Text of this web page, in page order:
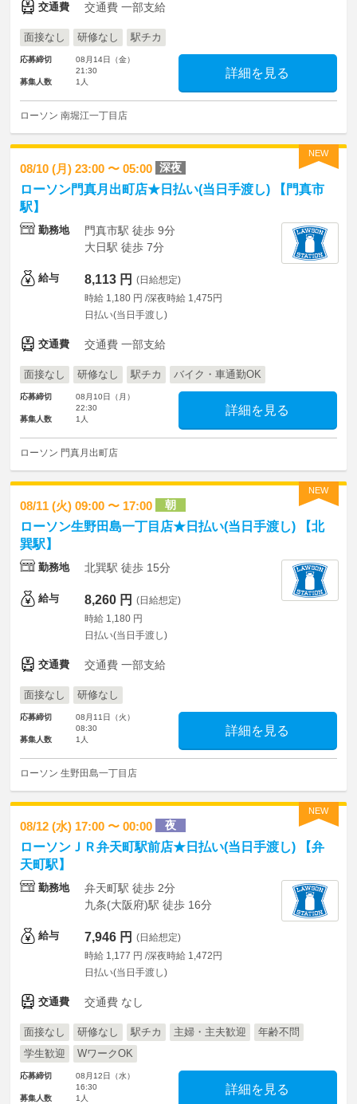
交通費 交通費 一部支給
面接なし 研修なし 駅チカ
応募締切
08月14日（金）
21:30
募集人数
1人
詳細を見る
ローソン 南堀江一丁目店
NEW
08/10 (月) 23:00 〜 05:00 深夜
ローソン門真月出町店★日払い(当日手渡し) 【門真市
駅】
勤務地
門真市駅 徒歩 9分
大日駅 徒歩 7分
給与 8,113 円 (日給想定)
時給 1,180 円 /深夜時給 1,475円
日払い(当日手渡し)
交通費 交通費 一部支給
面接なし 研修なし 駅チカ バイク・車通勤OK
応募締切
08月10日（月）
22:30
募集人数
1人
詳細を見る
ローソン 門真月出町店
NEW
08/11 (火) 09:00 〜 17:00 朝
ローソン生野田島一丁目店★日払い(当日手渡し) 【北
巽駅】
勤務地 北巽駅 徒歩 15分
給与 8,260 円 (日給想定)
時給 1,180 円
日払い(当日手渡し)
交通費 交通費 一部支給
面接なし 研修なし
応募締切
08月11日（火）
08:30
募集人数
1人
詳細を見る
ローソン 生野田島一丁目店
NEW
08/12 (水) 17:00 〜 00:00 夜
ローソンＪＲ弁天町駅前店★日払い(当日手渡し) 【弁
天町駅】
勤務地
弁天町駅 徒歩 2分
九条(大阪府)駅 徒歩 16分
給与 7,946 円 (日給想定)
時給 1,177 円 /深夜時給 1,472円
日払い(当日手渡し)
交通費 交通費 なし
面接なし 研修なし 駅チカ 主婦・主夫歓迎
年齢不問
学生歓迎
WワークOK
応募締切
08月12日（水）
16:30
募集人数
1人
詳細を見る